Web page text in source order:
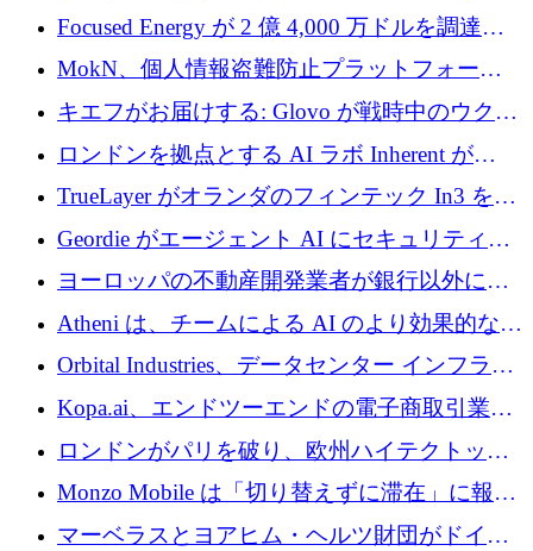
事業を開始
Focused Energy が 2 億 4,000 万ドルを調達、
TrueLayer が In3 を買収、ロンドンが首位の座
を奪還
MokN、個人情報盗難防止プラットフォーム
の成長のためにシリーズ A で 1,500 万ドルを
調達
キエフがお届けする: Glovo が戦時中のウクラ
イナで最も急速に成長する市場の 1 つをどの
ように拡大したか
ロンドンを拠点とする AI ラボ Inherent が
5,000 万ドルの資金調達でステルスから浮上
TrueLayer がオランダのフィンテック In3 を買
収、チェックアウト時にクレジットを提供
Geordie がエージェント AI にセキュリティと
ガバナンスをもたらすために 3,000 万ドルを
ヨーロッパの不動産開発業者が銀行以外にも
目を向けているため、InRentoの資金調達額は
1億ユーロを突破
Atheni は、チームによる AI のより効果的な使
用を支援するために 35 万ポンドを確保
Orbital Industries、データセンター インフラス
トラクチャ システムの拡張に 5,000 万ドルを
確保
Kopa.ai、エンドツーエンドの電子商取引業務
用の AI エージェントを構築するために 200
万ユーロを調達
ロンドンがパリを破り、欧州ハイテクトップ
の座を奪還
Monzo Mobile は「切り替えずに滞在」に報酬
を与える
マーベラスとヨアヒム・ヘルツ財団がドイツ